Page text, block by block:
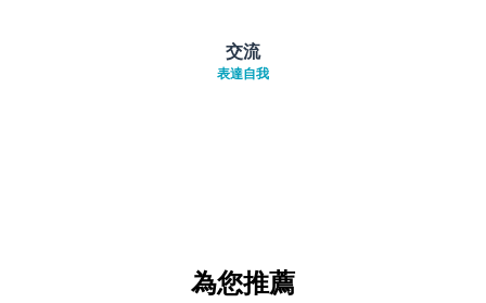
交流
表達自我
為您推薦